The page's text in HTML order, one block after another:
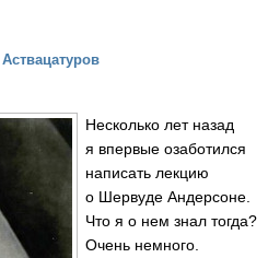
Несколько лет назад
я впервые озаботился
написать лекцию
о Шервуде Андерсоне.
Что я о нем знал тогда?
Очень немного.